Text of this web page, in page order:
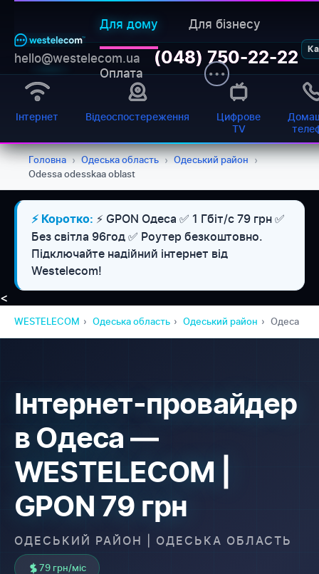
Для дому Для бізнесу
Оплата
hello@westelecom.ua (048) 750-22-22
Інтернет Відеоспостереження
Цифрове
TV
Головна › Одеська область › Одеський район ›
Odessa odesskaa oblast
⚡ Коротко: ⚡ GPON Одеса ✅ 1 Гбіт/с 79 грн ✅
Без світла 96год ✅ Роутер безкоштовно.
Підключайте надійний інтернет від
Westelecom!
<
WESTELECOM Одеська область Одеський район Одеса
Інтернет-провайдер
в Одеса —
WESTELECOM |
GPON 79 грн
ОДЕСЬКИЙ РАЙОН | ОДЕСЬКА ОБЛАСТЬ
79 грн/міс